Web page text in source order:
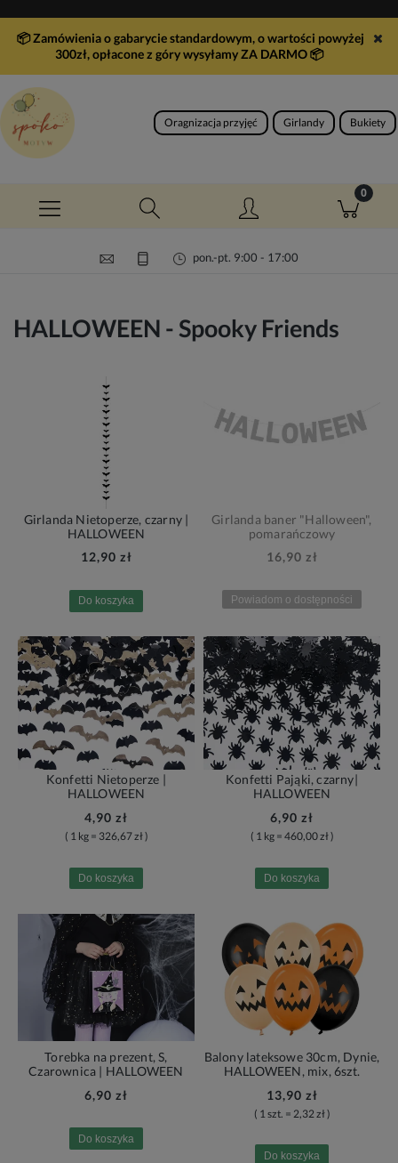
📦 Zamówienia o gabarycie standardowym, o wartości powyżej
300zł, opłacone z góry wysyłamy ZA DARMO📦
Oragnizacja przyjęć Girlandy Bukiety
pon.-pt. 9:00 - 17:00
HALLOWEEN - Spooky Friends
Girlanda Nietoperze, czarny |
HALLOWEEN
12,90 zł
Do koszyka
Girlanda baner "Halloween",
pomarańczowy
16,90 zł
Powiadom o dostępności
Konfetti Nietoperze |
HALLOWEEN
4,90 zł
( 1 kg = 326,67 zł )
Do koszyka
Konfetti Pająki, czarny|
HALLOWEEN
6,90 zł
( 1 kg = 460,00 zł )
Do koszyka
Torebka na prezent, S,
Czarownica | HALLOWEEN
6,90 zł
Do koszyka
Balony lateksowe 30cm, Dynie,
HALLOWEEN, mix, 6szt.
13,90 zł
( 1 szt. = 2,32 zł )
Do koszyka